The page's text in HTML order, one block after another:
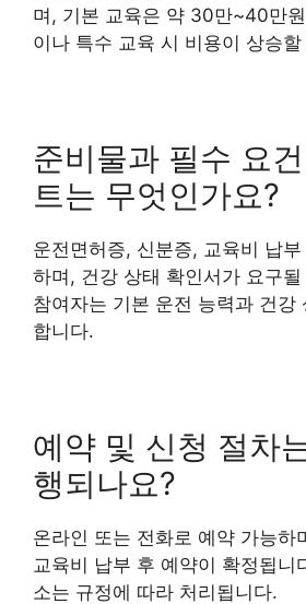
며, 기본 교육은 약 30만~40만
이나 특수 교육 시 비용이 상승
준비물과 필수 요
트는 무엇인가요?
운전면허증, 신분증, 교육비 납
하며, 건강 상태 확인서가 요구
참여자는 기본 운전 능력과 건강
합니다.
예약 및 신청 절차
행되나요?
온라인 또는 전화로 예약 가능하
교육비 납부 후 예약이 확정됩니
소는 규정에 따라 처리됩니다.